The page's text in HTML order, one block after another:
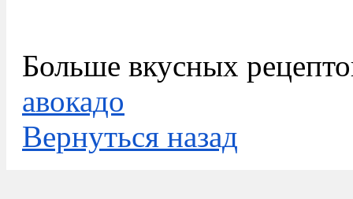
Больше вкусных
авокадо
Вернуться назад